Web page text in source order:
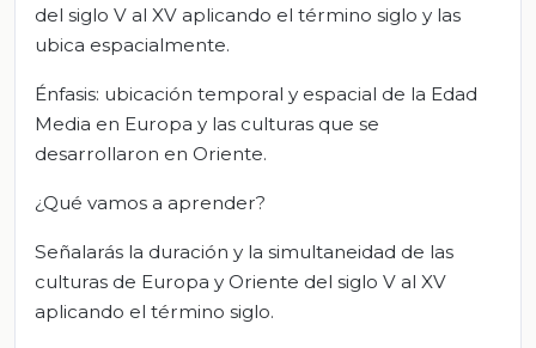
del siglo V al XV aplicando el término siglo y las
ubica espacialmente.
Énfasis: ubicación temporal y espacial de la Edad
Media en Europa y las culturas que se
desarrollaron en Oriente.
¿Qué vamos a aprender?
Señalarás la duración y la simultaneidad de las
culturas de Europa y Oriente del siglo V al XV
aplicando el término siglo.